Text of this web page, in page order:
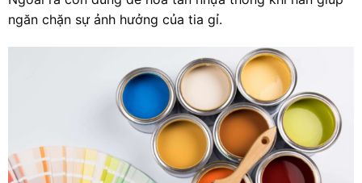
ngăn chặn sự ảnh hưởng của tia gỉ.